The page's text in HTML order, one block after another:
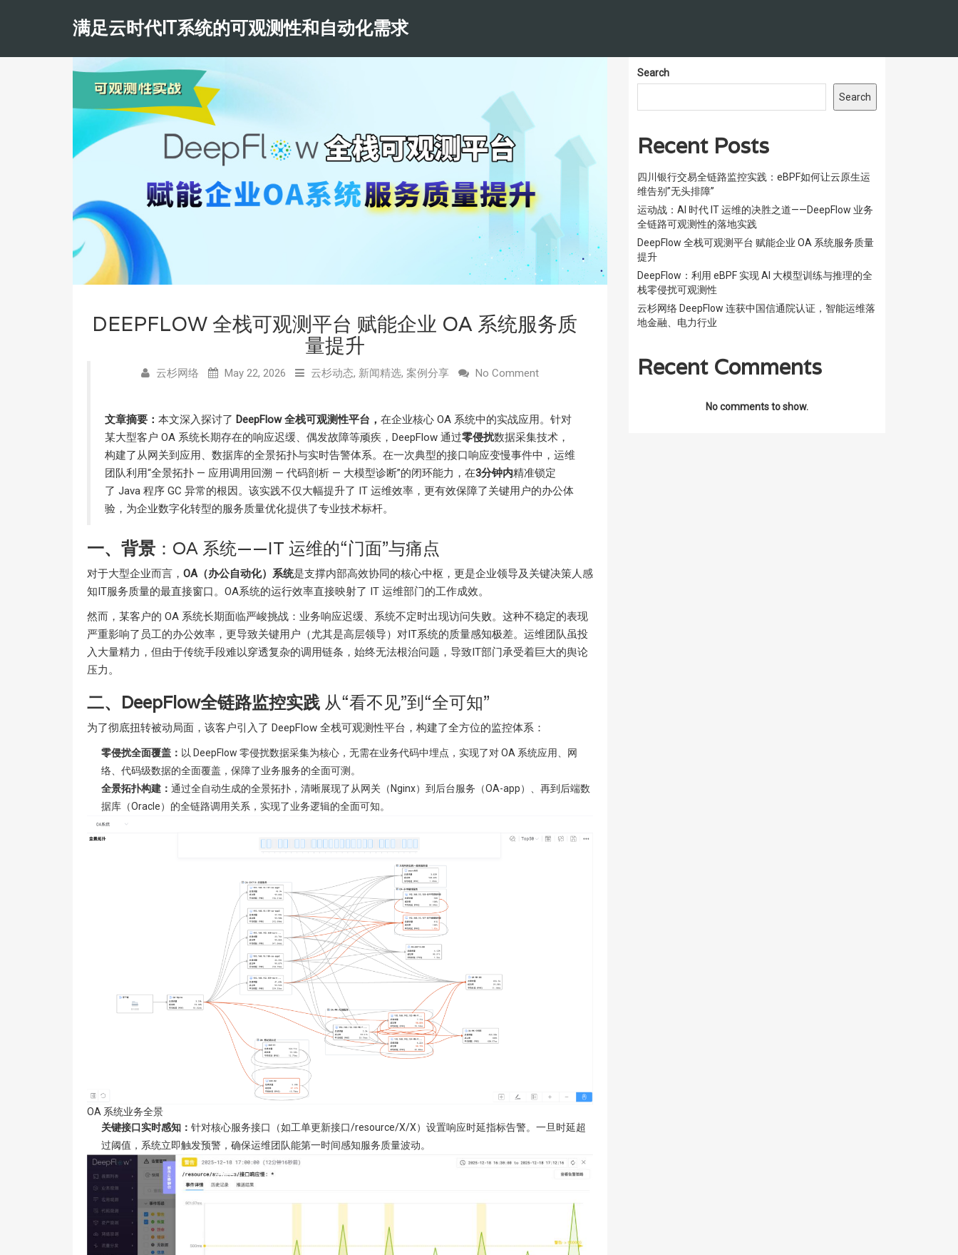
满足云时代IT系统的可观测性和自动化需求
DEEPFLOW 全栈可观测平台 赋能企业 OA 系统服务质
量提升
云杉网络 May 22, 2026 云杉动态, 新闻精选, 案例分享 No Comment
文章摘要： 本文深入探讨了 DeepFlow 全栈可观测性平台， 在企业核心 OA 系统中的实战应用。针对
某大型客户 OA 系统长期存在的响应迟缓、偶发故障等顽疾，DeepFlow 通过零侵扰数据采集技术，
构建了从网关到应用、数据库的全景拓扑与实时告警体系。在一次典型的接口响应变慢事件中，运维
团队利用“全景拓扑 — 应用调用回溯 — 代码剖析 — 大模型诊断”的闭环能力，在3分钟内精准锁定
了 Java 程序 GC 异常的根因。该实践不仅大幅提升了 IT 运维效率，更有效保障了关键用户的办公体
验，为企业数字化转型的服务质量优化提供了专业技术标杆。
一、背景 ：OA 系统——IT 运维的“门面”与痛点
对于大型企业而言， OA（办公自动化）系统是支撑内部高效协同的核心中枢，更是企业领导及关键决策人感
知IT服务质量的最直接窗口。OA系统的运行效率直接映射了 IT 运维部门的工作成效。
然而，某客户的 OA 系统长期面临严峻挑战：业务响应迟缓、系统不定时出现访问失败。这种不稳定的表现
严重影响了员工的办公效率，更导致关键用户（尤其是高层领导）对IT系统的质量感知极差。运维团队虽投
入大量精力，但由于传统手段难以穿透复杂的调用链条，始终无法根治问题，导致IT部门承受着巨大的舆论
压力。
二、DeepFlow全链路监控实践 从“看不见”到“全可知”
为了彻底扭转被动局面，该客户引入了 DeepFlow 全栈可观测性平台，构建了全方位的监控体系：
零侵扰全面覆盖 ： 以 DeepFlow 零侵扰数据采集为核心，无需在业务代码中埋点，实现了对 OA 系统应用、网
络、代码级数据的全面覆盖，保障了业务服务的全面可测。
全景拓扑构建 ： 通过全自动生成的全景拓扑，清晰展现了从网关（Nginx）到后台服务（OA-app）、再到后端数
据库（Oracle）的全链路调用关系，实现了业务逻辑的全面可知。
OA 系统业务全景
关键接口实时感知 ： 针对核心服务接口（如工单更新接口/resource/X/X）设置响应时延指标告警。一旦时延超
过阈值，系统立即触发预警，确保运维团队能第一时间感知服务质量波动。
Search
Search
Recent Posts
四川银行交易全链路监控实践：eBPF如何让云原生运
维告别”无头排障”
运动战：AI 时代 IT 运维的决胜之道——DeepFlow 业务
全链路可观测性的落地实践
DeepFlow 全栈可观测平台 赋能企业 OA 系统服务质量
提升
DeepFlow：利用 eBPF 实现 AI 大模型训练与推理的全
栈零侵扰可观测性
云杉网络 DeepFlow 连获中国信通院认证，智能运维落
地金融、电力行业
Recent Comments
No comments to show.